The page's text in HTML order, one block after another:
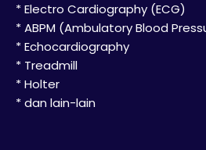
* Electro Cardiography (ECG)
* ABPM (Ambulatory Blood
* Echocardiography
* Treadmill
* Holter
* dan lain-lain